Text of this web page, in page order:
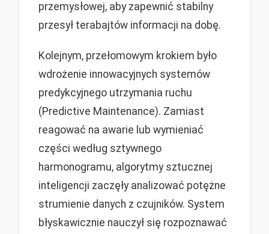
przemysłowej, aby zapewnić stabilny
przesył terabajtów informacji na dobę.
Kolejnym, przełomowym krokiem było
wdrożenie innowacyjnych systemów
predykcyjnego utrzymania ruchu
(Predictive Maintenance). Zamiast
reagować na awarie lub wymieniać
części według sztywnego
harmonogramu, algorytmy sztucznej
inteligencji zaczęły analizować potężne
strumienie danych z czujników. System
błyskawicznie nauczył się rozpoznawać